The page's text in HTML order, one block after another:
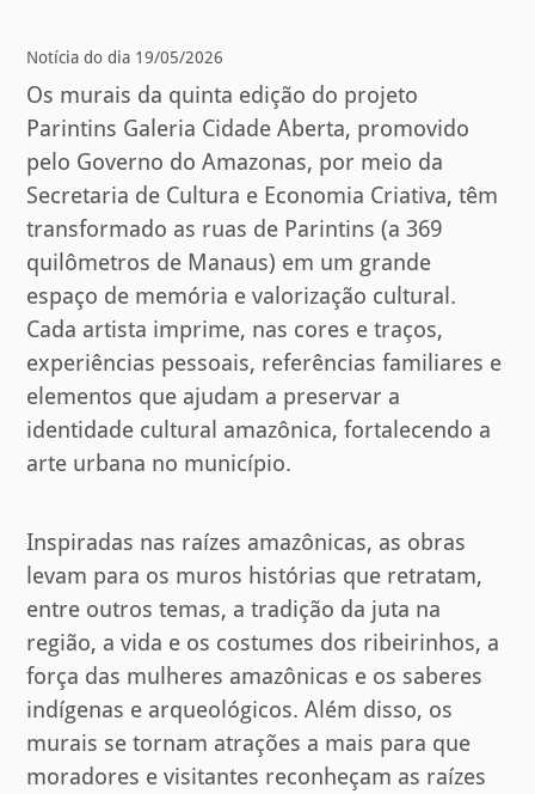
Notícia do dia 19/05/2026
Os murais da quinta edição do projeto
Parintins Galeria Cidade Aberta, promovido
pelo Governo do Amazonas, por meio da
Secretaria de Cultura e Economia Criativa, têm
transformado as ruas de Parintins (a 369
quilômetros de Manaus) em um grande
espaço de memória e valorização cultural.
Cada artista imprime, nas cores e traços,
experiências pessoais, referências familiares e
elementos que ajudam a preservar a
identidade cultural amazônica, fortalecendo a
arte urbana no município.
Inspiradas nas raízes amazônicas, as obras
levam para os muros histórias que retratam,
entre outros temas, a tradição da juta na
região, a vida e os costumes dos ribeirinhos, a
força das mulheres amazônicas e os saberes
indígenas e arqueológicos. Além disso, os
murais se tornam atrações a mais para que
moradores e visitantes reconheçam as raízes